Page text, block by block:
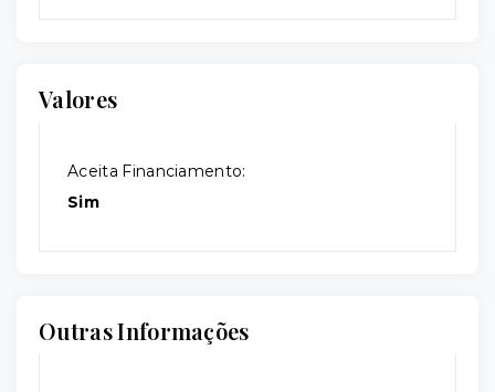
Valores
Aceita Financiamento:
Sim
Outras Informações